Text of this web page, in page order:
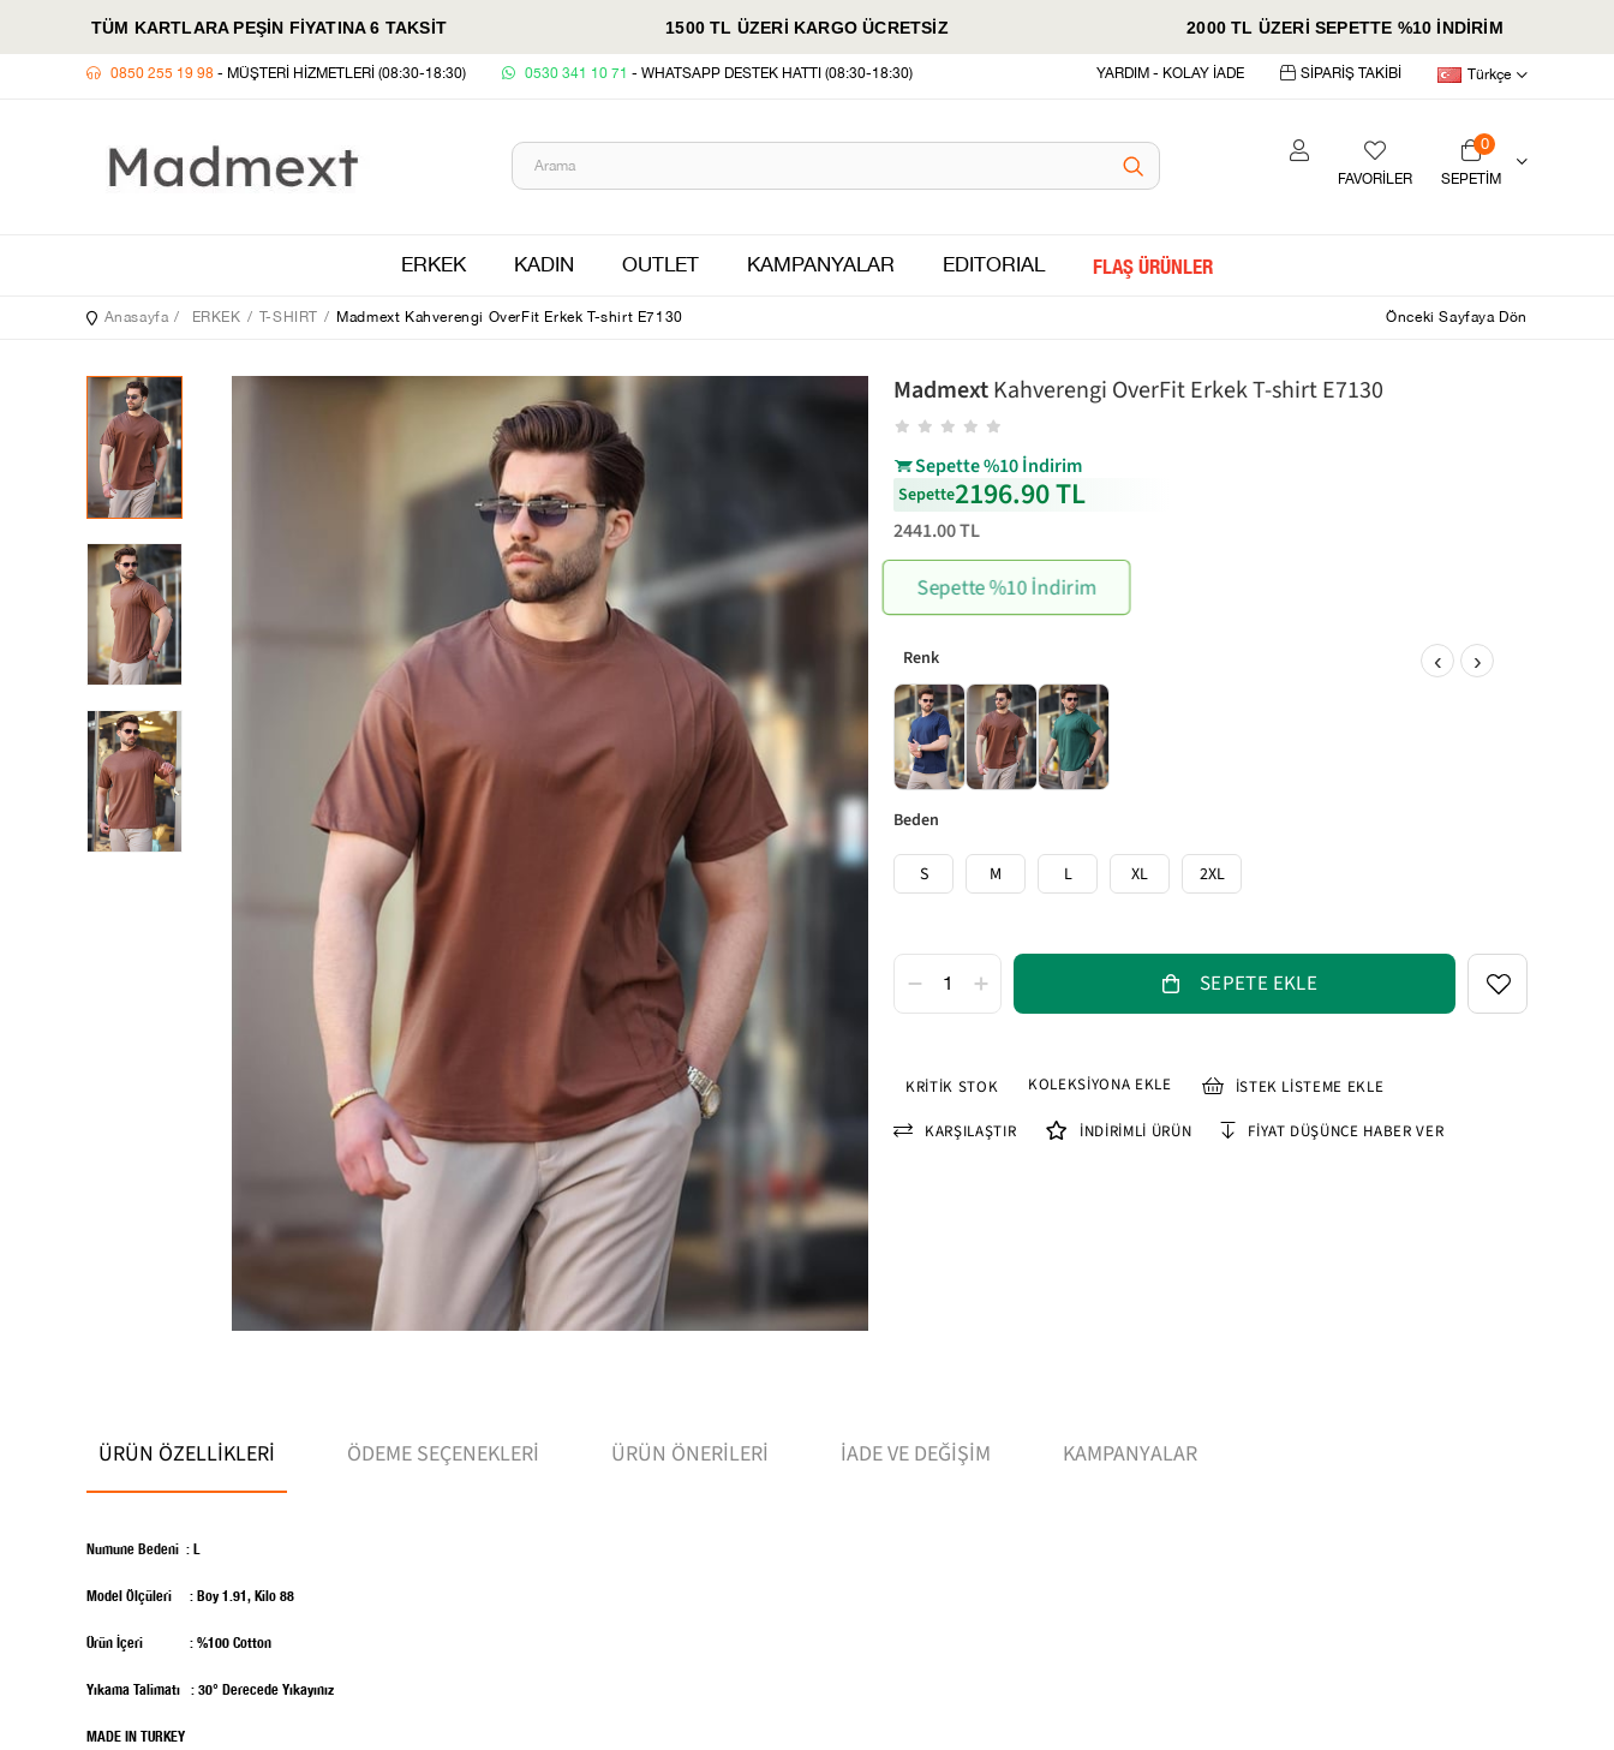
TÜM KARTLARA PEŞİN FİYATINA 6 TAKSİT 1500 TL ÜZERİ KARGO ÜCRETSİZ 2000 TL ÜZERİ SEPETTE %10 İNDİRİM
0850 255 19 98- MÜŞTERİ HİZMETLERİ (08:30-18:30) 0530 341 10 71 - WHATSAPP DESTEK HATTI (08:30-18:30) YARDIM - KOLAY İADE SİPARİŞ TAKİBİ Türkçe
SEPETIM
0
FAVORİLER
ERKEK KADIN OUTLET KAMPANYALAR EDITORIAL FLAŞ ÜRÜNLER
Anasayfa ERKEK T-SHIRT Madmext Kahverengi OverFit Erkek T-shirt E7130 Önceki Sayfaya Dön
MadmextKahverengi OverFit Erkek T-shirt E7130
Sepette %10 İndirim
Sepette2196.90 TL
2441.00 TL
Sepette %10 İndirim
‹ ›
beden
S M L XL 2XL
KRITIK STOK KOLEKSIYONA EKLE İSTEK LISTEME EKLE
KARŞILAŞTIR İNDIRIMLI ÜRÜN FIYAT DÜŞÜNCE HABER VER
ÜRÜN ÖZELLIKLERI ÖDEME SEÇENEKLERI ÜRÜN ÖNERILERI İADE VE DEĞIŞIM KAMPANYALAR
Numune Bedeni :L
Model Ölçüleri : Boy 1.91, Kilo 88
Ürün İçeri : %100 Cotton
Yıkama Talimatı : 30° Derecede Yıkayınız
MADE IN TURKEY